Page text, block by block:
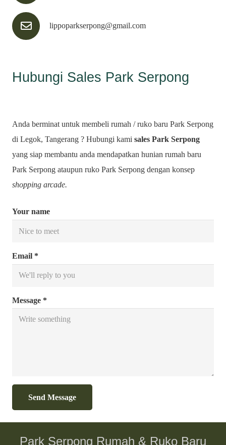
lippoparkserpong@gmail.com
Hubungi Sales Park Serpong
Anda berminat untuk membeli rumah / ruko baru Park Serpong
di Legok, Tangerang ? Hubungi kami sales Park Serpong
yang siap membantu anda mendapatkan hunian rumah baru
Park Serpong ataupun ruko Park Serpong dengan konsep
shopping arcade.
Your name
Email *
Message *
Send Message
Park Serpong Rumah & Ruko Baru